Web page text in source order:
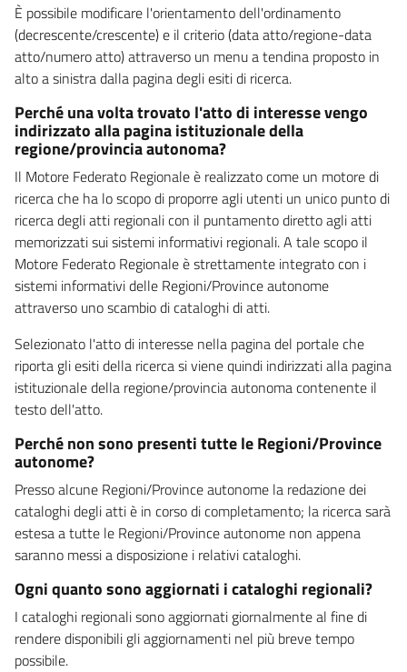
È possibile modificare l'orientamento dell'ordinamento
(decrescente/crescente) e il criterio (data atto/regione-data
atto/numero atto) attraverso un menu a tendina proposto in
alto a sinistra dalla pagina degli esiti di ricerca.
Perché una volta trovato l'atto di interesse vengo
indirizzato alla pagina istituzionale della
regione/provincia autonoma?
Il Motore Federato Regionale è realizzato come un motore di
ricerca che ha lo scopo di proporre agli utenti un unico punto di
ricerca degli atti regionali con il puntamento diretto agli atti
memorizzati sui sistemi informativi regionali. A tale scopo il
Motore Federato Regionale è strettamente integrato con i
sistemi informativi delle Regioni/Province autonome
attraverso uno scambio di cataloghi di atti.
Selezionato l'atto di interesse nella pagina del portale che
riporta gli esiti della ricerca si viene quindi indirizzati alla pagina
istituzionale della regione/provincia autonoma contenente il
testo dell'atto.
Perché non sono presenti tutte le Regioni/Province
autonome?
Presso alcune Regioni/Province autonome la redazione dei
cataloghi degli atti è in corso di completamento; la ricerca sarà
estesa a tutte le Regioni/Province autonome non appena
saranno messi a disposizione i relativi cataloghi.
Ogni quanto sono aggiornati i cataloghi regionali?
I cataloghi regionali sono aggiornati giornalmente al fine di
rendere disponibili gli aggiornamenti nel più breve tempo
possibile.